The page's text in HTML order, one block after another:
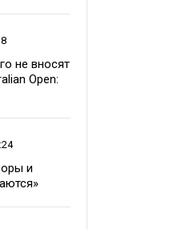
не вносят
Open:
и